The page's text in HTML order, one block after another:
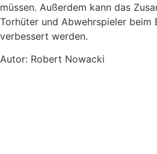
müssen. Außerdem kann das
Torhüter und Abwehrspieler beim
verbessert werden.
Autor: Robert Nowacki